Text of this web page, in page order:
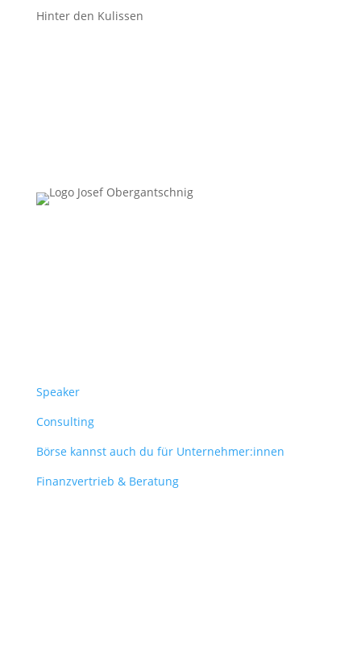
Hinter den Kulissen
Speaker
Consulting
Börse kannst auch du für Unternehmer:innen
Finanzvertrieb & Beratung